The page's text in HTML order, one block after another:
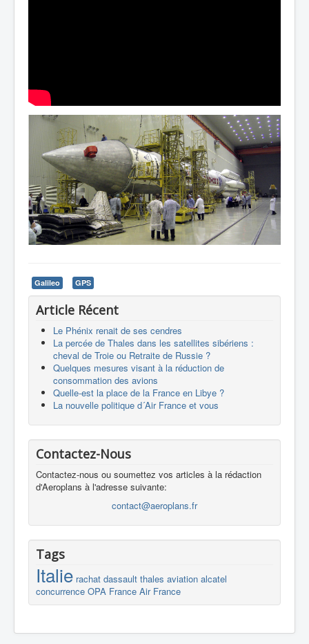
Galileo GPS
Article Récent
Le Phénix renait de ses cendres
La percée de Thales dans les satellites sibériens :
cheval de Troie ou Retraite de Russie ?
Quelques mesures visant à la réduction de
consommation des avions
Quelle-est la place de la France en Libye ?
La nouvelle politique d´Air France et vous
Contactez-Nous
Contactez-nous ou soumettez vos articles à la rédaction
d'Aeroplans à l'adresse suivante:
contact@aeroplans.fr
Tags
Italie rachat dassault thales aviation alcatel
concurrence OPA France Air France